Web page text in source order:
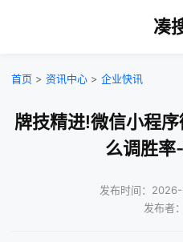
凑
首页 > 资讯中心 > 企业快讯
牌技精进!微信小程
么调胜率
发布时间：
发布者